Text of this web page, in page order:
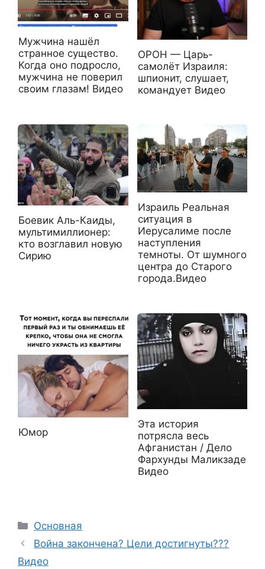
Мужчина нашёл
странное существо.
Когда оно подросло,
мужчина не поверил
своим глазам! Видео
ОРОН — Царь-
самолёт Израиля:
шпионит, слушает,
командует Видео
Боевик Аль-Каиды,
мультимиллионер:
кто возглавил новую
Сирию
Израиль Реальная
ситуация в
Иерусалиме после
наступления
темноты. От шумного
центра до Старого
города.Видео
Юмор
Эта история
потрясла весь
Афганистан / Дело
Фархунды Маликзаде
Видео
Рубрики
Основная
Война закончена? Цели достигнуты???
Видео